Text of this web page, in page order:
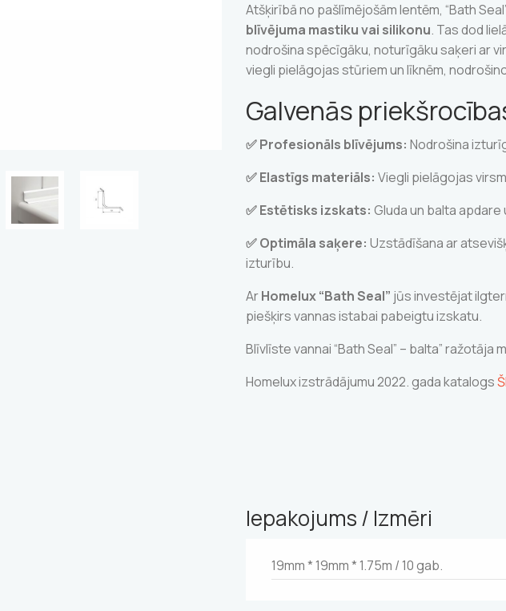
Atšķirībā no pašlīmējošām lentēm, “Bath
blīvējuma mastiku vai silikonu. Tas dod
nodrošina spēcīgāku, noturīgāku saķeri ar
viegli pielāgojas stūriem un līknēm,
Galvenās
✅ Profesionāls blīvējums: Nodrošina
✅ Elastīgs materiāls: Viegli pielāgojas
✅ Estētisks izskats: Gluda un balta
✅ Optimāla saķere: Uzstādīšana ar
izturību.
ArHomelux “Bath Seal” jūs investējat
piešķirs vannas istabai pabeigtu izskatu.
Blīvlīste vannai “Bath Seal” – balta” ražotāja
Homelux izstrādājumu 2022. gada katalogs
Iepakojums / Izmēri
19mm * 19mm * 1.75m / 10 gab.